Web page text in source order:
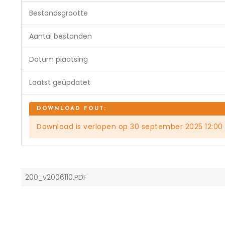
Bestandsgrootte
Aantal bestanden
Datum plaatsing
Laatst geüpdatet
Download is verlopen op 30 september 2025 12:00
200_v2006110.PDF